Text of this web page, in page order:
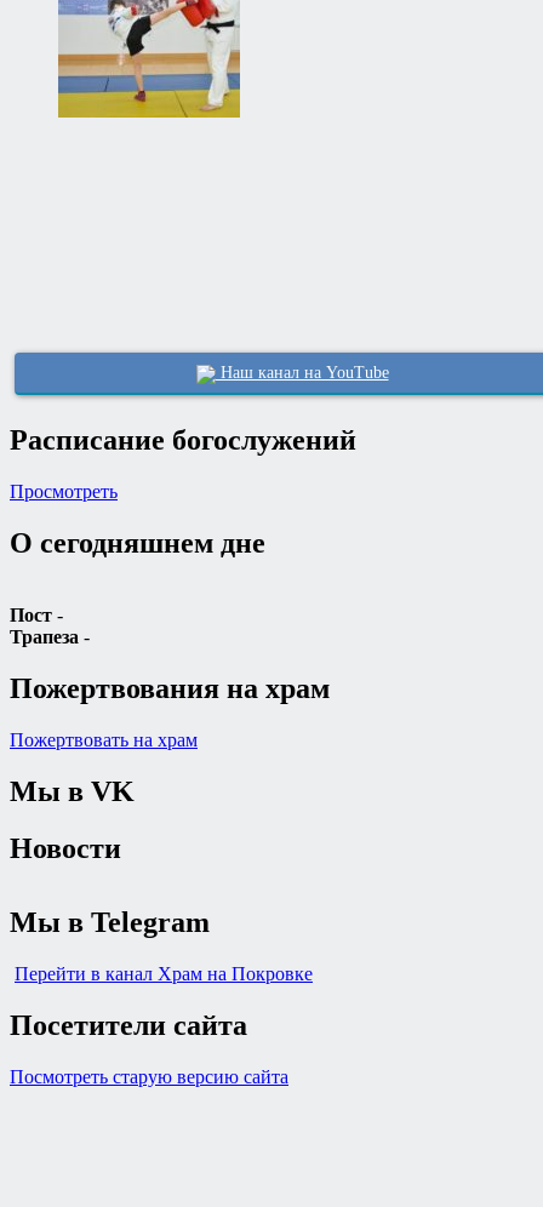
Наш канал на YouTube
Расписание богослужений
Просмотреть
О сегодняшнем дне
Пост -
Трапеза -
Пожертвования на храм
Пожертвовать на храм
Мы в VK
Новости
Мы в Telegram
Перейти в канал Храм на Покровке
Посетители сайта
Посмотреть старую версию сайта